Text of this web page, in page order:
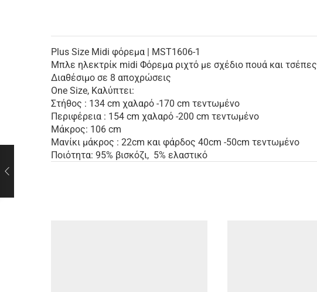
Plus Size Μidi φόρεμα | MST1606-1
Μπλε ηλεκτρίκ midi Φόρεμα ριχτό με σχέδιο πουά και τσέπες
Διαθέσιμο σε 8 αποχρώσεις
One Size, Καλύπτει:
Στήθος : 134 cm χαλαρό -170 cm τεντωμένο
Περιφέρεια : 154 cm χαλαρό -200 cm τεντωμένο
Μάκρος: 106 cm
Μανίκι μάκρος : 22cm και φάρδος 40cm -50cm τεντωμένο
Ποιότητα: 95% βισκόζι, 5% ελαστικό